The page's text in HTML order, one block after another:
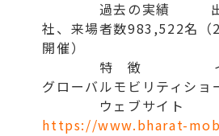
過去の実績 出展
社、来場者数983,522名（
開催）
特 徴 インド
グローバルモビリティショ
ウェブサイト
https://www.bharat-